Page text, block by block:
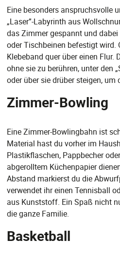
Eine besonders anspruchsvolle
„Laser”-Labyrinth aus
das Zimmer gespannt und
oder Tischbeinen befestigt wird.
Klebeband quer über einen Flur.
ohne sie zu berühren, unter den
oder über sie drüber steigen, um
Zimmer-Bowling
Eine Zimmer-Bowlingbahn ist
Material hast du vorher im
Plastikflaschen, Pappbecher
abgerolltem Küchenpapier
Abstand markierst du die
verwendet ihr einen Tennisball
aus Kunststoff. Ein Spaß nicht
die ganze Familie.
Basketball